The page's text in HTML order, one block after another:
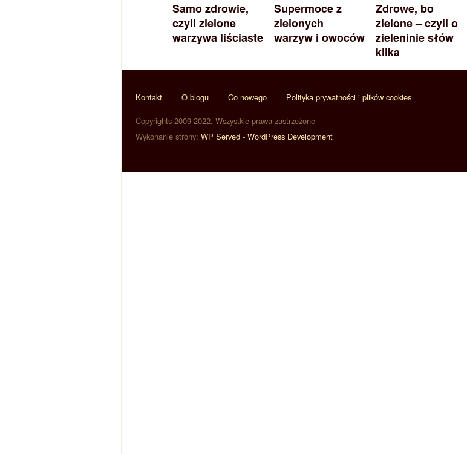
Samo zdrowie,
czyli zielone
warzywa liściaste
Supermoce z
zielonych
warzyw i owoców
Zdrowe, bo
zielone – czyli o
zieleninie słów
kilka
Kontakt O blogu Co nowego Polityka prywatności i plików cookies
Copyrights 2009-2022. Wszystkie prawa zastrzeżone
Wykonanie strony: WP Served - WordPress Development